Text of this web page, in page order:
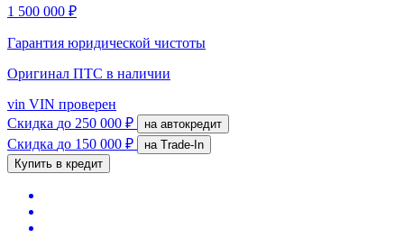
1 500 000 ₽
Гарантия юридической чистоты
Оригинал ПТС в наличии
vin VIN проверен
Скидка до 250 000 ₽ на автокредит
Скидка до 150 000 ₽
на Trade-In
Купить в кредит